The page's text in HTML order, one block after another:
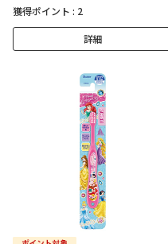
獲得ポイント : 2
詳細